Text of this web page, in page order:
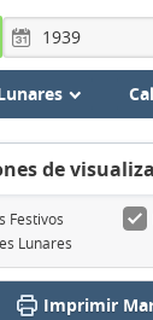
de
Festivos
Lunares
Imprimir